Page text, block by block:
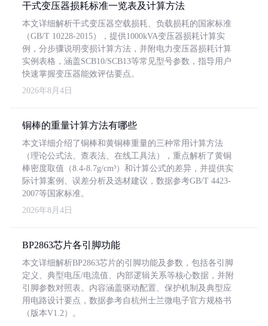
干式变压器损耗标准一览表及计算方法
本文详细解析干式变压器空载损耗、负载损耗的国家标准
（GB/T 10228-2015），提供1000kVA变压器损耗计算实
例，分步骤说明变损计算方法，并附电力变压器损耗计算
实例表格，涵盖SCB10/SCB13等常见型号参数，指导用户
快速掌握变压器能效评估要点。
2026年8月4日
铜棒的重量计算方法有哪些
本文详细介绍了铜棒和黄铜棒重量的三种常用计算方法
（理论公式法、查表法、在线工具法），重点解析了黄铜
棒密度取值（8.4-8.7g/cm³）和计算公式的差异，并提供实
际计算案例、误差分析及选材建议，数据参考GB/T 4423-
2007等国家标准。
2026年8月4日
BP2863芯片各引脚功能
本文详细解析BP2863芯片的引脚功能及参数，包括各引脚
定义、典型电压/电流值、内部逻辑关系等核心数据，并附
引脚参数对照表。内容涵盖驱动配置、保护机制及典型应
用电路设计要点，数据参考自杭州士兰微电子官方规格书
（版本V1.2）。